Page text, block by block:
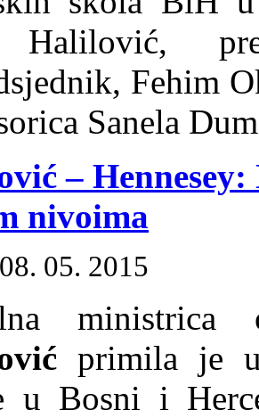
Halilović,
Fehim
Sanela
–
nivoima
05. 2015
primila je
u Bosni i